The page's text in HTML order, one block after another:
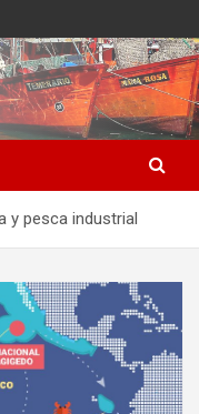
y pesca industrial